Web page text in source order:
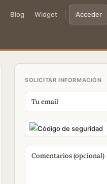
Blog Widget Acceder
SOLICITAR INFORMACIÓN